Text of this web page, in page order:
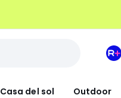
Casa del sol Outdoor